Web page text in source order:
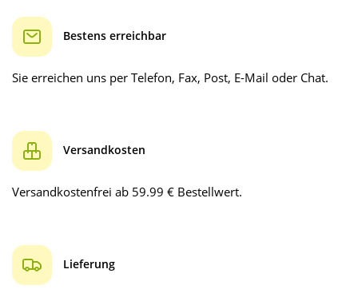
Bestens erreichbar
Sie erreichen uns per Telefon, Fax, Post, E-Mail oder Chat.
Versandkosten
Versandkostenfrei ab 59.99 € Bestellwert.
Lieferung